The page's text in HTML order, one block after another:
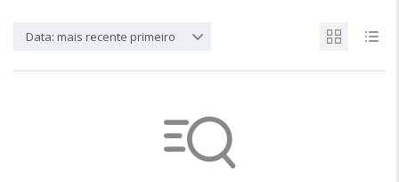
Data: mais recente primeiro